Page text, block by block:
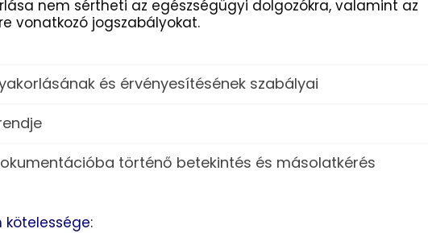
nem sértheti az egészségügyi dolgozókra, valamint az
vonatkozó jogszabályokat.
és érvényesítésének szabályai
történő betekintés és másolatkérés
kötelessége: